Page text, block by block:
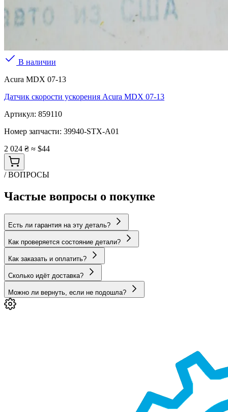
В наличии
Acura MDX 07-13
Датчик скорости ускорения Acura MDX 07-13
Артикул: 859110
Номер запчасти: 39940-STX-A01
2 024 ₴ ≈ $44
/ ВОПРОСЫ
Частые вопросы о покупке
Есть ли гарантия на эту деталь?
Как проверяется состояние детали?
Как заказать и оплатить?
Сколько идёт доставка?
Можно ли вернуть, если не подошла?